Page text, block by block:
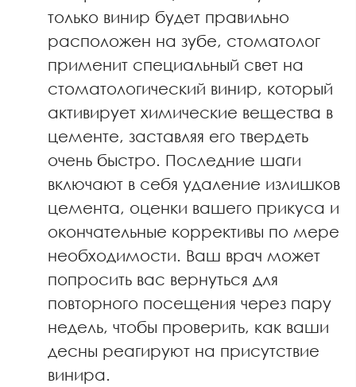
только винир будет правильно
расположен на зубе, стоматолог
применит специальный свет на
стоматологический винир, который
активирует химические вещества в
цементе, заставляя его твердеть
очень быстро. Последние шаги
включают в себя удаление излишков
цемента, оценки вашего прикуса и
окончательные коррективы по мере
необходимости. Ваш врач может
попросить вас вернуться для
повторного посещения через пару
недель, чтобы проверить, как ваши
десны реагируют на присутствие
винира.